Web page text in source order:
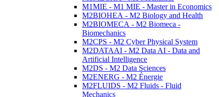
M1MIE - M1 MIE - Master in Economics
M2BIOHEA - M2 Biology and Health
M2BIOMECA - M2 Biomeca -
Biomechanics
M2CPS - M2 Cyber Physical System
M2DATAAI - M2 Data AI - Data and
Artificial Intelligence
M2DS - M2 Data Sciences
M2ENERG - M2 Énergie
M2FLUIDS - M2 Fluids - Fluid
Mechanics